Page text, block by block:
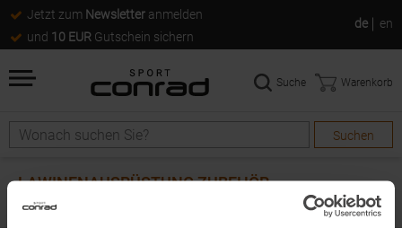
Jetzt zum Newsletter anmelden
und 10 EUR Gutschein sichern
de en
Suche
Suchen
Suche Warenkorb
LAWINENAUSRÜSTUNG ZUBEHÖR